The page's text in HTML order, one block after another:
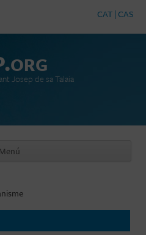
CAT| CAS
ORG
Josep de sa Talaia
Menú